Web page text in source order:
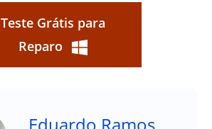
Teste Grátis para
Reparo